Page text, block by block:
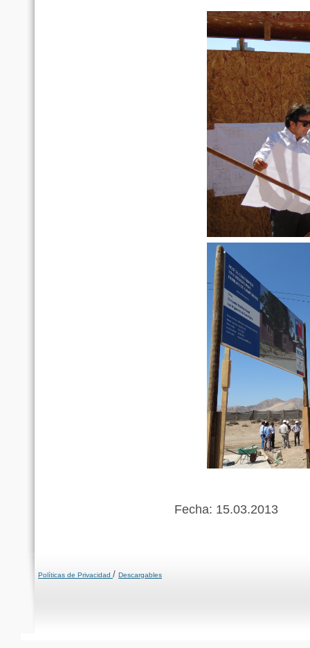
Fecha: 15.03.2013
Políticas de Privacidad / Descargables